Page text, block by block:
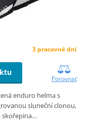
3 pracovné dni
Porovnať
enduro helma s
sluneční clonou,
skořepina…